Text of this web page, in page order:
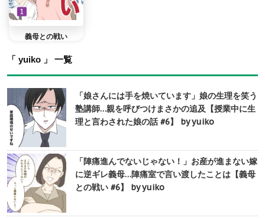
義母との戦い
「 yuiko 」 一覧
「娘さんには手を焼いています」娘の生理を笑う
塾講師…親を呼びつけまさかの追及【授業中に生
理と言わされた娘の話 #6】 by yuiko
「陣痛進んでないじゃない！」お産が進まない嫁
に逆ギレ義母…陣痛室で言い渡したことは【義母
との戦い #6】 by yuiko